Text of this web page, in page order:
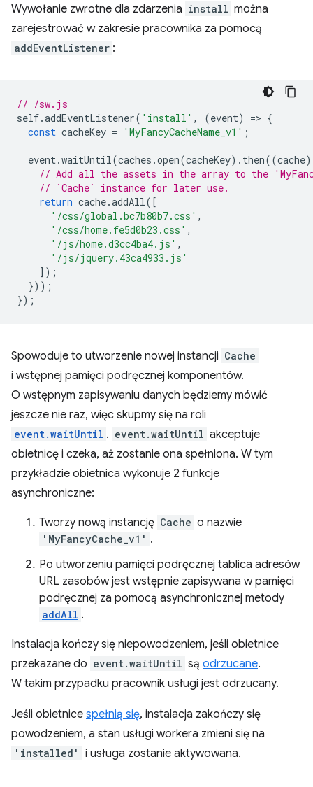
Wywołanie zwrotne dla zdarzenia install można
zarejestrować w zakresie pracownika za pomocą
addEventListener :
// /sw.js
self.addEventListener( 'install' , (event) => {
const cacheKey = 'MyFancyCacheName_v1' ;
event.waitUntil(caches .open(cacheKey). then((cache)
// Add all the assets in the array to the
// `Cache` instance for later use.
return cache.addAll([
'/css/global.bc7b80b7.css' ,
'/css/home.fe5d0b23.css' ,
'/js/home.d3cc4ba4.js' ,
'/js/jquery.43ca4933.js'
]);
}));
});
Spowoduje to utworzenie nowej instancji Cache
i wstępnej pamięci podręcznej komponentów.
O wstępnym zapisywaniu danych będziemy mówić
jeszcze nie raz, więc skupmy się na roli
event.waitUntil . event.waitUntil akceptuje
obietnicę i czeka, aż zostanie ona spełniona. W tym
przykładzie obietnica wykonuje 2 funkcje
asynchroniczne:
Tworzy nową instancję Cache o nazwie
'MyFancyCache_v1' .
Po utworzeniu pamięci podręcznej tablica adresów
URL zasobów jest wstępnie zapisywana w pamięci
podręcznej za pomocą asynchronicznej metody
addAll .
Instalacja kończy się niepowodzeniem, jeśli obietnice
przekazane do event.waitUntil są odrzucane.
W takim przypadku pracownik usługi jest odrzucany.
Jeśli obietnice spełnią się, instalacja zakończy się
powodzeniem, a stan usługi workera zmieni się na
'installed' i usługa zostanie aktywowana.